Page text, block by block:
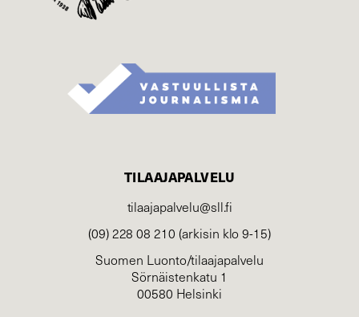
TILAAJAPALVELU
tilaajapalvelu@sll.fi
(09) 228 08 210 (arkisin klo 9-15)
Suomen Luonto/tilaajapalvelu
Sörnäistenkatu 1
00580 Helsinki